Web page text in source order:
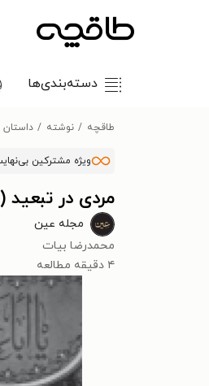
دسته‌بندی‌ها
طاقچه نوشته داستان
ویژه مشترکین
مردی در تبعید
مجله عین
محمدرضا بیات
۴ دقیقه مطالعه